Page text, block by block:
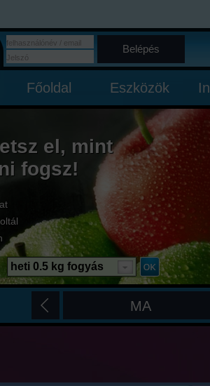
Belépés
Főoldal Eszközök
el, mint
fogsz!
heti 0.5 kg fogyás
MA